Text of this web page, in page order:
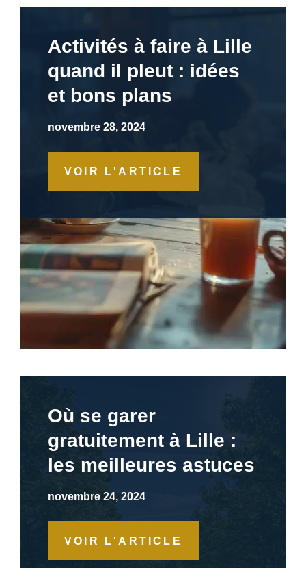
Activités à faire à Lille
quand il pleut : idées
et bons plans
novembre 28, 2024
VOIR L'ARTICLE
Où se garer
gratuitement à Lille :
les meilleures astuces
novembre 24, 2024
VOIR L'ARTICLE